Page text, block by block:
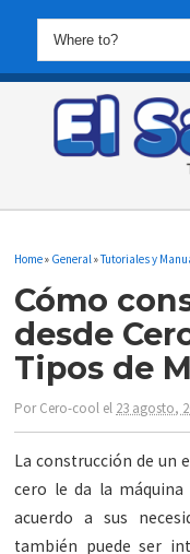
Home» General »Tutoriales y
Cómo
desde
Tipos de
PorCero-cool el 23 agosto,
La construcción de un
cero le da la máquina
acuerdo a sus
también puede ser